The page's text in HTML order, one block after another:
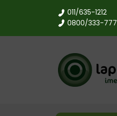
011/635-1212
0800/333-777